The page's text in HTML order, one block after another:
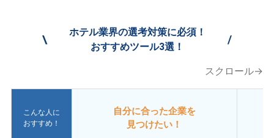
\
ホテル業界の選考対策に必須！
おすすめツール3選！
/
スクロール→
こんな人に
おすすめ！
自分に合った企業を
見つけたい！